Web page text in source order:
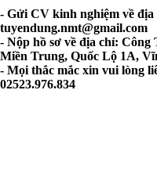
- Gửi CV kinh nghiệm về địa
tuyendung.nmt@gmail.com
- Nộp hồ sơ về địa chỉ:
Miền Trung, Quốc Lộ 1A,
- Mọi thắc mắc xin vui lòng
02523.976.834